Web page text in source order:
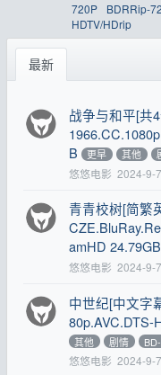
720P
BDRRip-
HDTV/HDrip
最新
战争与和平[共
B
更早 其他
悠悠电影 2024-9-7
青青校树[简繁
amHD 24.79GB
悠悠电影 2024-9-7
中世纪[中文字
80p.AVC.DTS-
其他
剧情
悠悠电影 2024-9-7